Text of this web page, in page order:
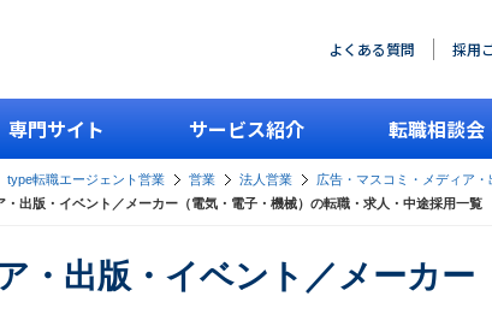
よくある質問 採用
専門サイト サービス紹介 転職相談会
type転職エージェント営業 営業 法人営業 広告・マスコミ・メディア・
・出版・イベント／メーカー（電気・電子・機械）の転職・求人・中途採用一覧
・出版・イベント／メーカ